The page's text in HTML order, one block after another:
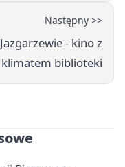
Następny >>
- kino z
klimatem biblioteki